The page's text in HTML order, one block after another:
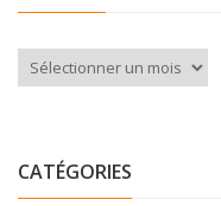
Archives
CATÉGORIES